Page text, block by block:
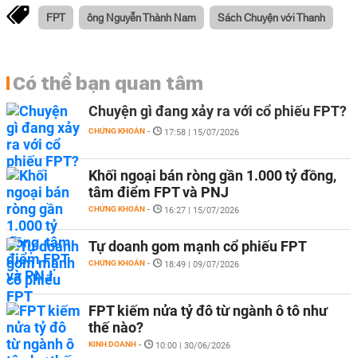
FPT ông Nguyễn Thành Nam Sách Chuyện với Thanh
Có thể bạn quan tâm
Chuyện gì đang xảy ra với cổ phiếu FPT?
CHỨNG KHOÁN - 17:58 | 15/07/2026
Khối ngoại bán ròng gần 1.000 tỷ đồng,
tâm điểm FPT và PNJ
CHỨNG KHOÁN - 16:27 | 15/07/2026
Tự doanh gom mạnh cổ phiếu FPT
CHỨNG KHOÁN - 18:49 | 09/07/2026
FPT kiếm nửa tỷ đô từ ngành ô tô như
thế nào?
KINH DOANH - 10:00 | 30/06/2026